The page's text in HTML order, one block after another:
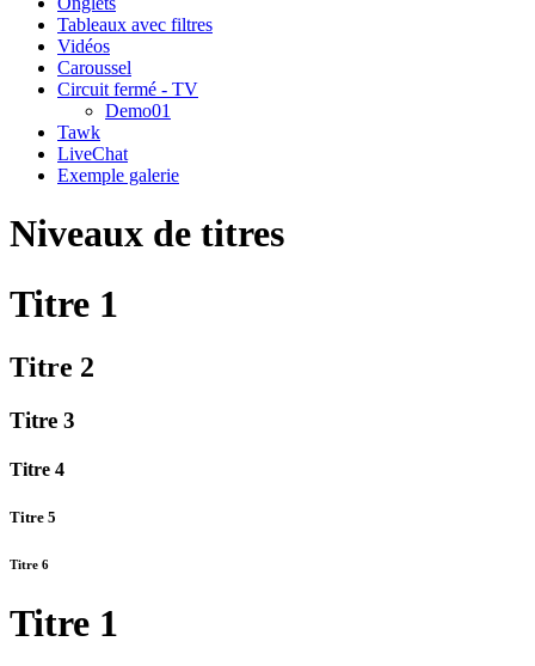
Tableaux avec filtres
Vidéos
Caroussel
Circuit fermé - TV
Demo01
Tawk
LiveChat
Exemple galerie
Niveaux de titres
Titre 1
Titre 2
Titre 3
Titre 4
Titre 5
Titre 6
Titre 1